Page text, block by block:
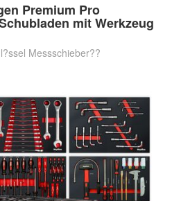
Premium Pro
mit Werkzeug
Messschieber??